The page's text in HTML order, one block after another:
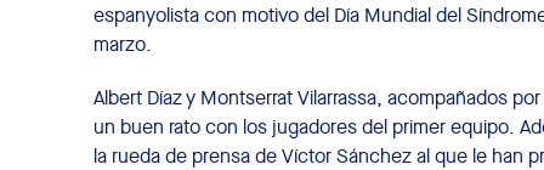
espanyolista con motivo del Día Mundial del
marzo.
Albert Díaz y Montserrat Vilarrassa, acompañados
un buen rato con los jugadores del primer equipo.
la rueda de prensa de Víctor Sánchez al que le han